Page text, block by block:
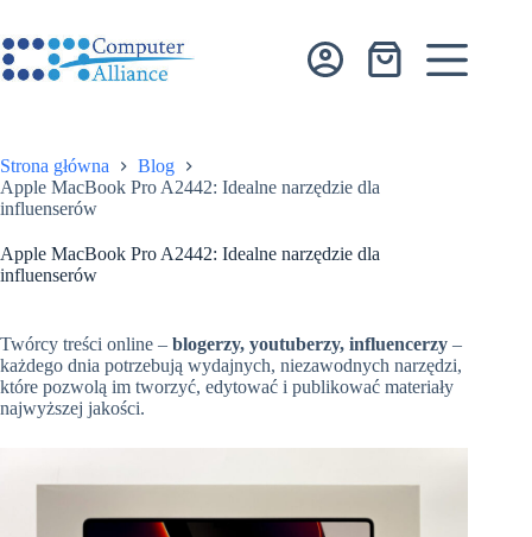
treści
Koszyk
Strona główna
Blog
Apple MacBook Pro A2442: Idealne narzędzie dla
influenserów
Apple MacBook Pro A2442: Idealne narzędzie dla
influenserów
Twórcy treści online – blogerzy, youtuberzy, influencerzy –
każdego dnia potrzebują wydajnych, niezawodnych narzędzi,
które pozwolą im tworzyć, edytować i publikować materiały
najwyższej jakości.